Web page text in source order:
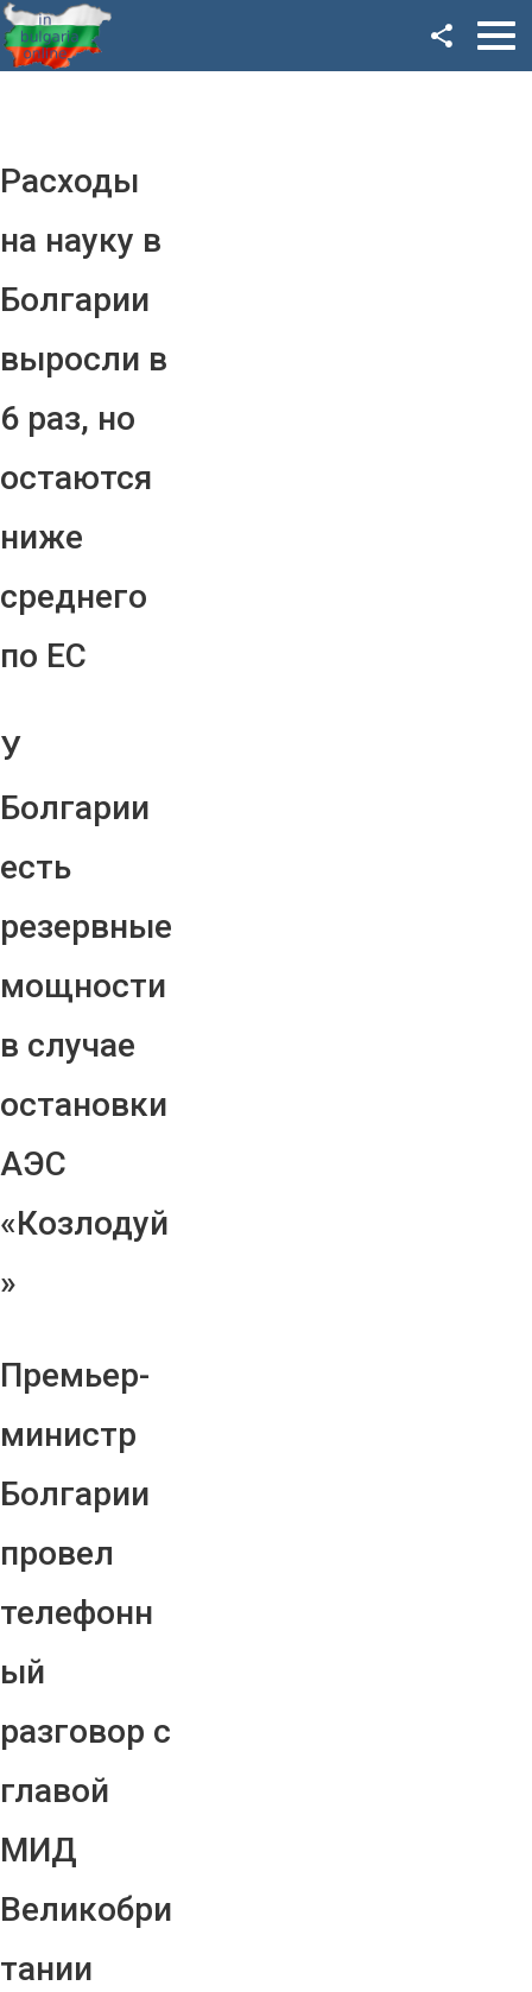
Расходы
на науку в
Болгарии
выросли в
6 раз, но
остаются
ниже
среднего
по ЕС
У
Болгарии
есть
резервные
мощности
в случае
остановки
АЭС
«Козлодуй
»
Премьер-
министр
Болгарии
провел
телефонн
ый
разговор с
главой
МИД
Великобри
тании